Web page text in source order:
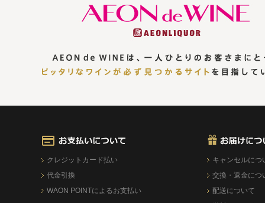
クレジットカード払い
代金引換
WAON POINTによるお支払い
キャンセルにつ
交換・返金につ
配送について